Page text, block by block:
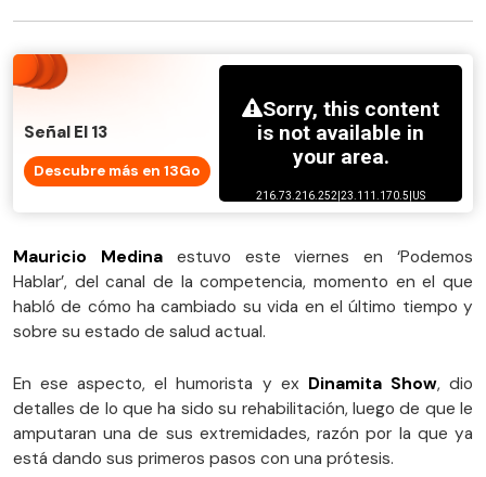
Señal El 13
Descubre más en 13Go
Mauricio Medinaestuvo este viernes en ‘Podemos
Hablar’, del canal de la competencia, momento en el que
habló de cómo ha cambiado su vida en el último tiempo y
sobre su estado de salud actual.
En ese aspecto, el humorista y ex Dinamita Show, dio
detalles de lo que ha sido su rehabilitación, luego de que le
amputaran una de sus extremidades, razón por la que ya
está dando sus primeros pasos con una prótesis.